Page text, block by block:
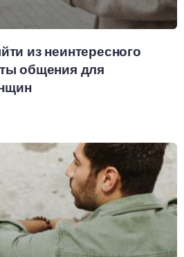
из неинтересного
общения для